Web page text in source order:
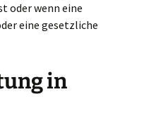
oder wenn eine
eine gesetzliche
in